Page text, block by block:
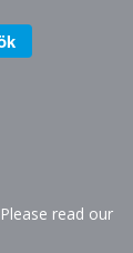
read our